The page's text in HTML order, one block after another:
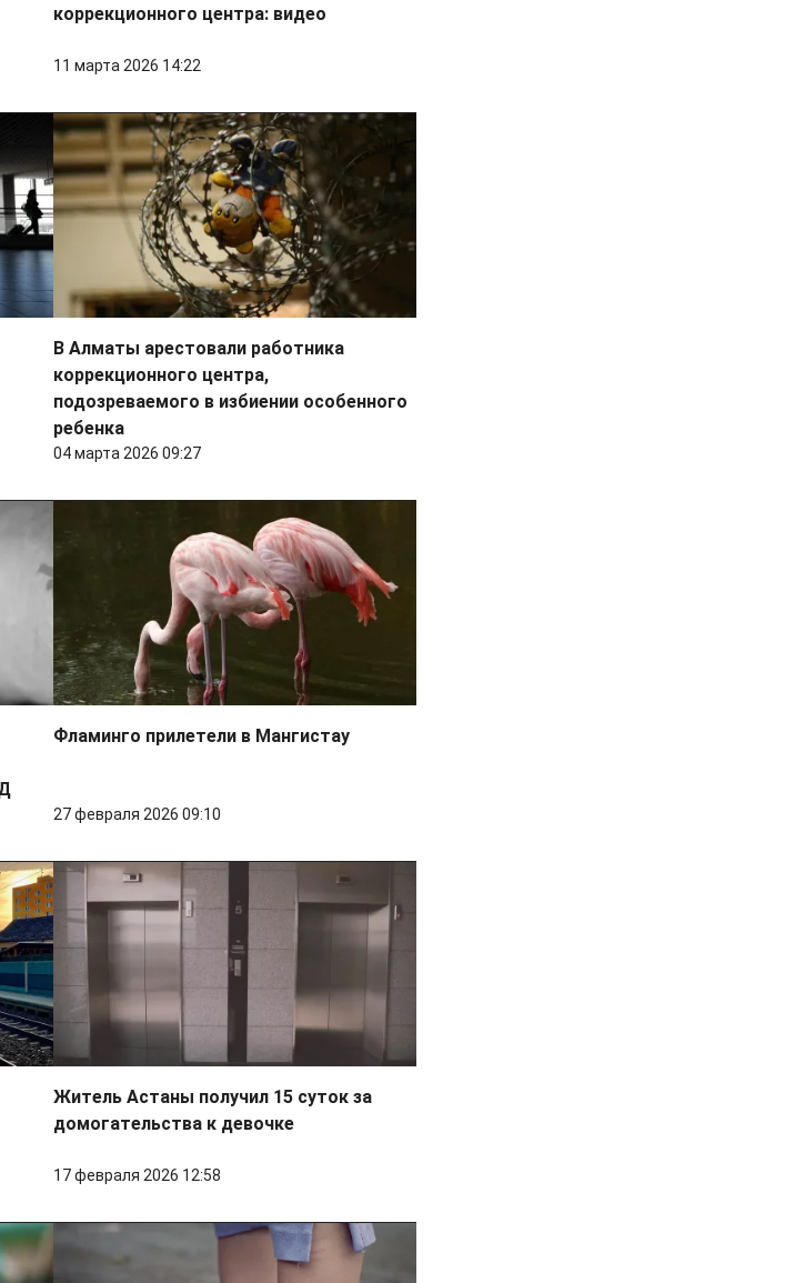
коррекционного центра: видео
11 марта 2026 14:22
В Алматы арестовали работника
коррекционного центра,
подозреваемого в избиении особенного
ребенка
04 марта 2026 09:27
Фламинго прилетели в Мангистау
27 февраля 2026 09:10
Житель Астаны получил 15 суток за
домогательства к девочке
17 февраля 2026 12:58